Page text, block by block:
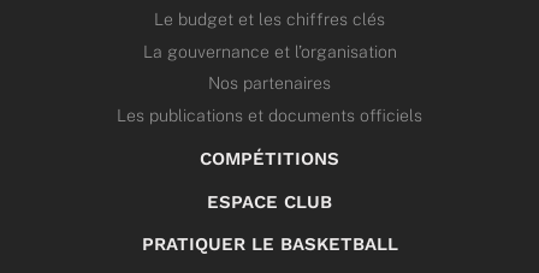
Le budget et les chiffres clés
La gouvernance et l’organisation
Nos partenaires
Les publications et documents officiels
COMPÉTITIONS
ESPACE CLUB
PRATIQUER LE BASKETBALL